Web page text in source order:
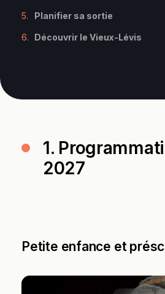
Planifier sa sortie
Découvrir le Vieux-Lévis
1.
2027
Petite enfance et